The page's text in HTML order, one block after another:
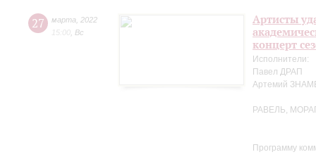
27 марта
2022
15:00 Вс
Артисты
концерт
Исполнители:
Павел ДРАП
Артемий
РАВЕЛЬ,
Программу